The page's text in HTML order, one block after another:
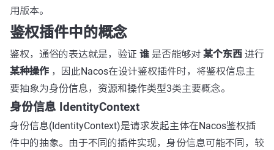
用版本。
鉴权插件中的概念
鉴权，通俗的表达就是，验证 谁 是否能够对 某个东西 进行
某种操作 ，因此Nacos在设计鉴权插件时，将鉴权信息主
要抽象为身份信息， 资源和操作类型3类主要概念。
身份信息 IdentityContext
身份信息(IdentityContext)是请求发起主体在Nacos鉴权插
件中的抽象。由于不同的插件实现，身份信息可能不同，较